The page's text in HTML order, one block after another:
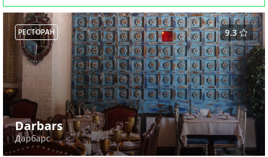
9.3
РЕСТОРАН
Darbars
Дарбарс